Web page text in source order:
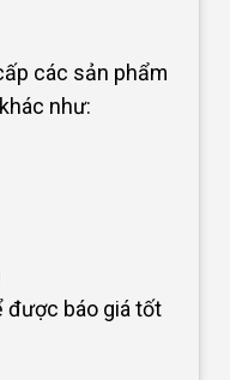
các sản phẩm
như:
được báo giá tốt